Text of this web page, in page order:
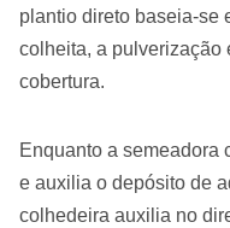
plantio direto baseia-se
colheita, a pulverização
cobertura.
Enquanto a semeadora
e auxilia o depósito de
colhedeira auxilia no